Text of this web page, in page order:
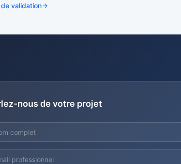
validation
nous de votre projet